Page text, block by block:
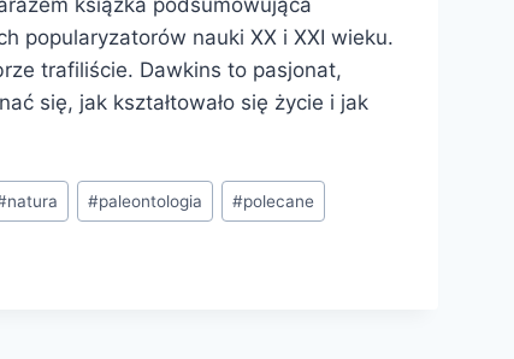
książka podsumowująca
popularyzatorów nauki XX i XXI wieku.
trafiliście. Dawkins to pasjonat,
się, jak kształtowało się życie i jak
natura #paleontologia #polecane